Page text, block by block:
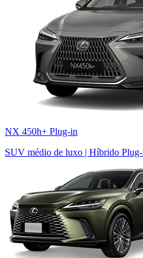
NX 450h+ Plug-in
SUV médio de luxo | Híbrido